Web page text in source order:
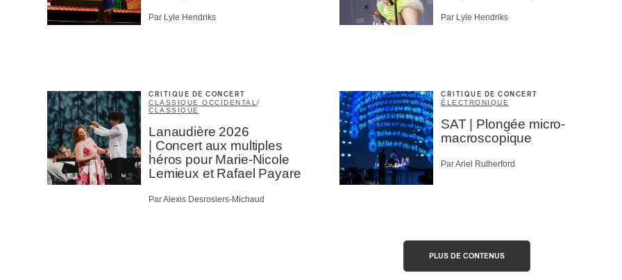
Par Lyle Hendriks Par Lyle Hendriks
CRITIQUE DE CONCERT
CLASSIQUE OCCIDENTAL /
CLASSIQUE
Lanaudière 2026
| Concert aux multiples
héros pour Marie-Nicole
Lemieux et Rafael Payare
Par Alexis Desrosiers-Michaud
CRITIQUE DE CONCERT
ÉLECTRONIQUE
SAT | Plongée micro-
macroscopique
Par Ariel Rutherford
PLUS DE CONTENUS